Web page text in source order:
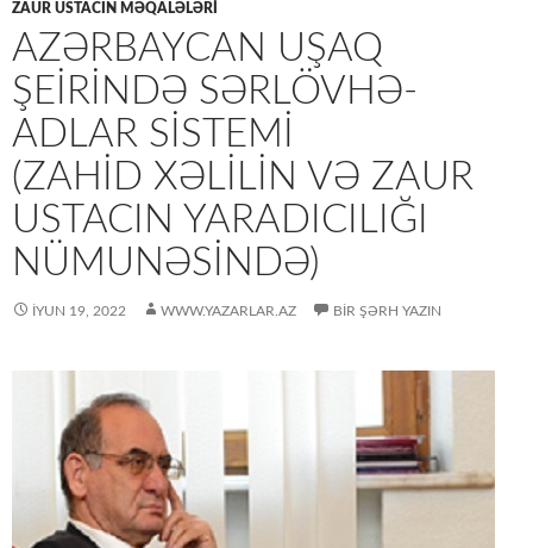
ZAUR USTACIN MƏQALƏLƏRİ
AZƏRBAYCAN UŞAQ
ŞEİRİNDƏ SƏRLÖVHƏ-
ADLAR SİSTEMİ
(ZAHID XƏLILIN VƏ ZAUR
USTACIN YARADICILIĞI
NÜMUNƏSINDƏ)
İYUN 19, 2022 WWW.YAZARLAR.AZ BIR ŞƏRH YAZIN